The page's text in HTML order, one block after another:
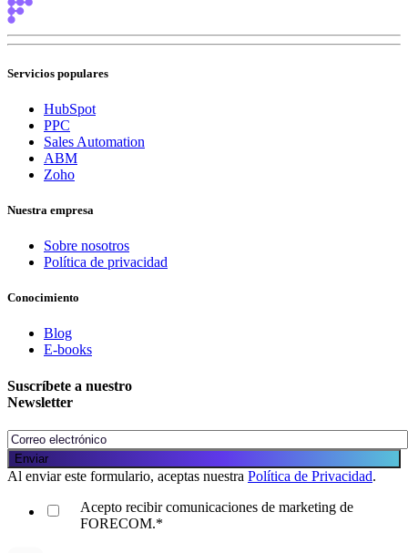
Servicios populares
HubSpot
PPC
Sales Automation
ABM
Zoho
Nuestra empresa
Sobre nosotros
Política de privacidad
Conocimiento
Blog
E-books
Suscríbete a nuestro
Newsletter
Al enviar este formulario, aceptas nuestra Política de Privacidad.
Acepto recibir comunicaciones de marketing de
FORECOM.*